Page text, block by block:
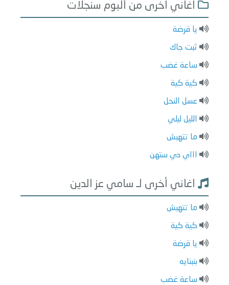
اغاني اخرى من ألبوم سنجلات
يا قرضة
ثبت جاك
ساعة غضب
كية كية
عسل النحل
الليل ليلي
ما تتهبش
اااي دي ستهن
اغاني أخرى لـ سامي عز الدين
ما تتهبش
كية كية
يا قرضة
بنبنايه
ساعة غضب